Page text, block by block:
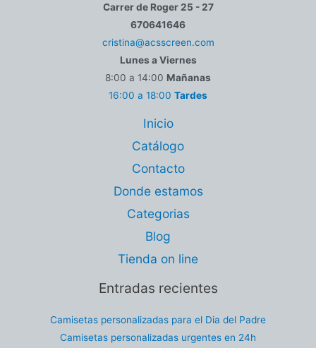
Carrer de Roger 25 - 27
670641646
cristina@acsscreen.com
Lunes a Viernes
8:00 a 14:00 Mañanas
16:00 a 18:00 Tardes
Inicio
Catálogo
Contacto
Donde estamos
Categorias
Blog
Tienda on line
Entradas recientes
Camisetas personalizadas para el Dia del Padre
Camisetas personalizadas urgentes en 24h